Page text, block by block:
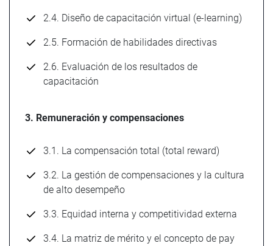
2.4. Diseño de capacitación virtual (e-learning)
2.5. Formación de habilidades directivas
2.6. Evaluación de los resultados de
capacitación
3. Remuneración y compensaciones
3.1. La compensación total (total reward)
3.2. La gestión de compensaciones y la cultura
de alto desempeño
3.3. Equidad interna y competitividad externa
3.4. La matriz de mérito y el concepto de pay